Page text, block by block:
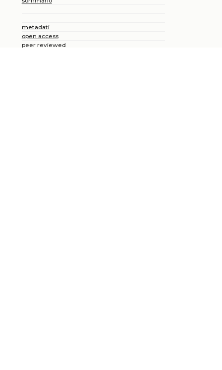
metadati
open access
peer reviewed